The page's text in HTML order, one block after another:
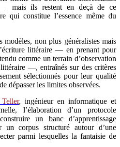
mais ils restent en deçà de ce
qui constitue l’essence même du
modèles, non plus généralistes mais
littéraire — en prenant pour
comme un terrain d’observation
—, entraînés sur des critères
sélectionnés pour leur qualité
dépasser les limites observées.
, ingénieur en informatique et
l’élaboration d’un protocole
un banc d’apprentissage
un corpus structuré autour d’une
parmi lesquelles la fantaisie de